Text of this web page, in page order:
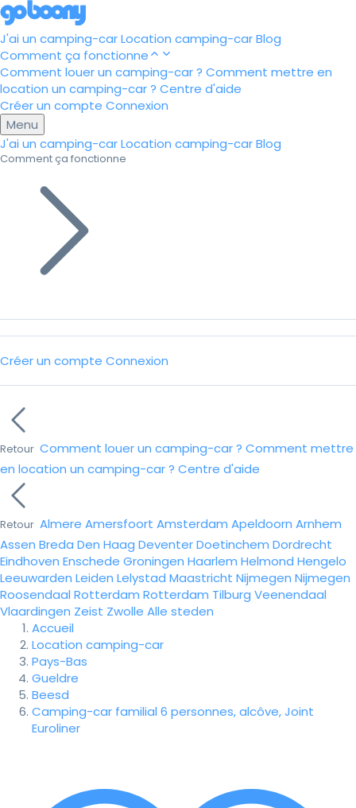
J'ai un camping-carLocation camping-carBlog
Comment ça fonctionne
Comment louer un camping-car ? Comment mettre en
location un camping-car ? Centre d'aide
Créer un compte Connexion
Menu
J'ai un camping-carLocation camping-carBlog
Comment ça fonctionne
Créer un compte Connexion
Retour Comment louer un camping-car ? Comment mettre
en location un camping-car ? Centre d'aide
Retour Almere Amersfoort Amsterdam Apeldoorn Arnhem
Assen Breda Den Haag DeventerDoetinchem Dordrecht
Eindhoven Enschede Groningen Haarlem Helmond Hengelo
Leeuwarden Leiden Lelystad Maastricht Nijmegen Nijmegen
Roosendaal Rotterdam Rotterdam Tilburg Veenendaal
Vlaardingen Zeist Zwolle Alle steden
Accueil
Location camping-car
Pays-Bas
Gueldre
Beesd
Camping-car familial 6 personnes, alcôve, Joint
Euroliner